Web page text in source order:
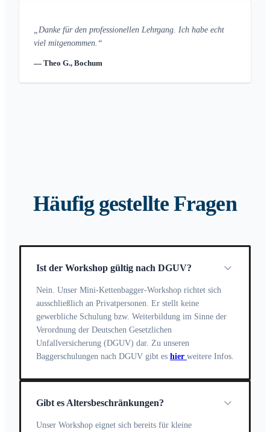
„Danke für den professionellen Lehrgang. Ich habe echt
viel mitgenommen.“
— Theo G., Bochum
Häufig gestellte Fragen
Ist der Workshop gültig nach DGUV?
Nein. Unser Mini-Kettenbagger-Workshop richtet sich
ausschließlich an Privatpersonen. Er stellt keine
gewerbliche Schulung bzw. Weiterbildung im Sinne der
Verordnung der Deutschen Gesetzlichen
Unfallversicherung (DGUV) dar. Zu unseren
Baggerschulungen nach DGUV gibt es hier weitere Infos.
Gibt es Altersbeschränkungen?
Unser Workshop eignet sich bereits für kleine